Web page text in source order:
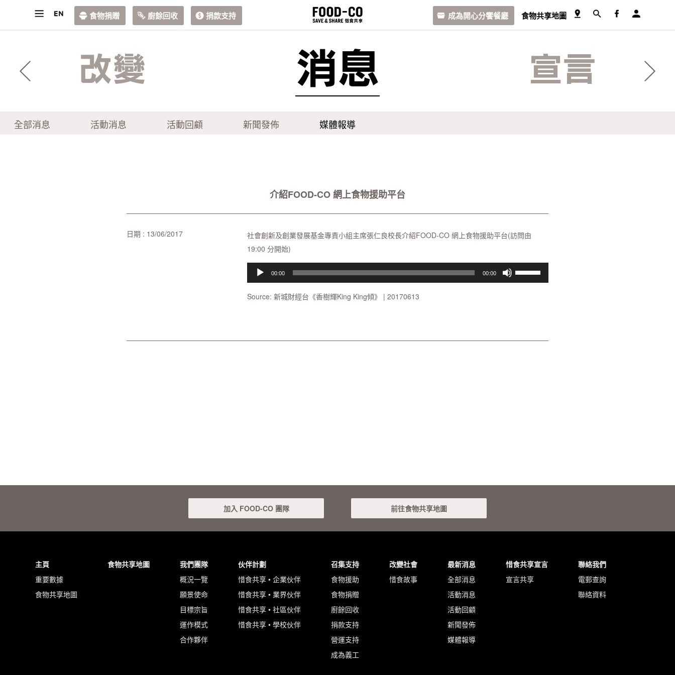
食物捐贈 廚餘回收 捐款支持 成為開心分饗餐廳 食物共享地圖
改變 消息 宣言
全部消息 活動消息 活動回顧 新聞發佈 媒體報導
介紹FOOD-CO 網上食物援助平台
日期 : 13/06/2017
社會創新及創業發展基金專責小組主席張仁良校長介紹FOOD-CO 網上食物援助平台(訪問由
19:00 分開始)
Audio
Player
00:00 00:00
Up/Down
Source: 新城財經台《香樹輝King King傾》 | 20170613
加入 FOOD-CO 團隊 前往食物共享地圖
主頁
重要數據
食物共享地圖
食物共享地圖
我們團隊
概況一覽
願景使命
目標宗旨
運作模式
合作夥伴
伙伴計劃
惜食共享 • 企業伙伴
惜食共享 • 業界伙伴
惜食共享 • 社區伙伴
惜食共享 • 學校伙伴
召集支持
食物援助
食物捐贈
廚餘回收
捐款支持
營運支持
成為義工
改變社會
惜食故事
最新消息
全部消息
活動消息
活動回顧
新聞發佈
媒體報導
惜食共享宣言
宣言共享
聯絡我們
電郵查詢
聯絡資料